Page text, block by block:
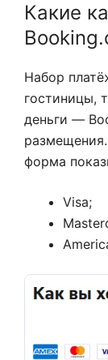
Какие
Набор
гостиницы,
деньги —
форма
Visa;